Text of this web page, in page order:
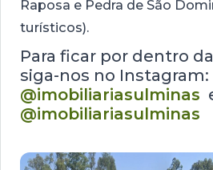
Raposa e Pedra de São
turísticos).
Para ficar por dentro
siga-nos no Instagram:
@imobiliariasulminas
@imobiliariasulminas